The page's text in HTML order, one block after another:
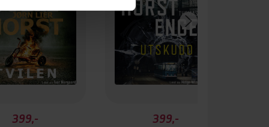
399,-
399,-